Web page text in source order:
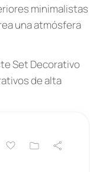
minimalistas
una atmósfera
Set Decorativo
de alta